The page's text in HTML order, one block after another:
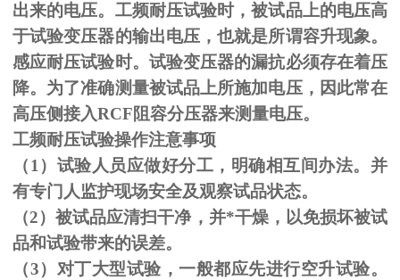
出来的电压。工频耐压试验时，被试品上的电压高
于试验变压器的输出电压，也就是所谓容升现象。
感应耐压试验时。试验变压器的漏抗必须存在着压
降。为了准确测量被试品上所施加电压，因此常在
高压侧接入RCF阻容分压器来测量电压。
工频耐压试验操作注意事项
（1 ）试验人员应做好分工，明确相互间办法。并
有专门人监护现场安全及观察试品状态。
（2）被试品应清扫干净，并*干燥，以免损坏被试
品和试验带来的误差。
（3）对丁大型试验，一般都应先进行空升试验。